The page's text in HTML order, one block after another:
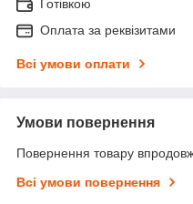
Готівкою
Оплата за реквізитами
Всі умови оплати
Умови повернення
Повернення товару
Всі умови повернення